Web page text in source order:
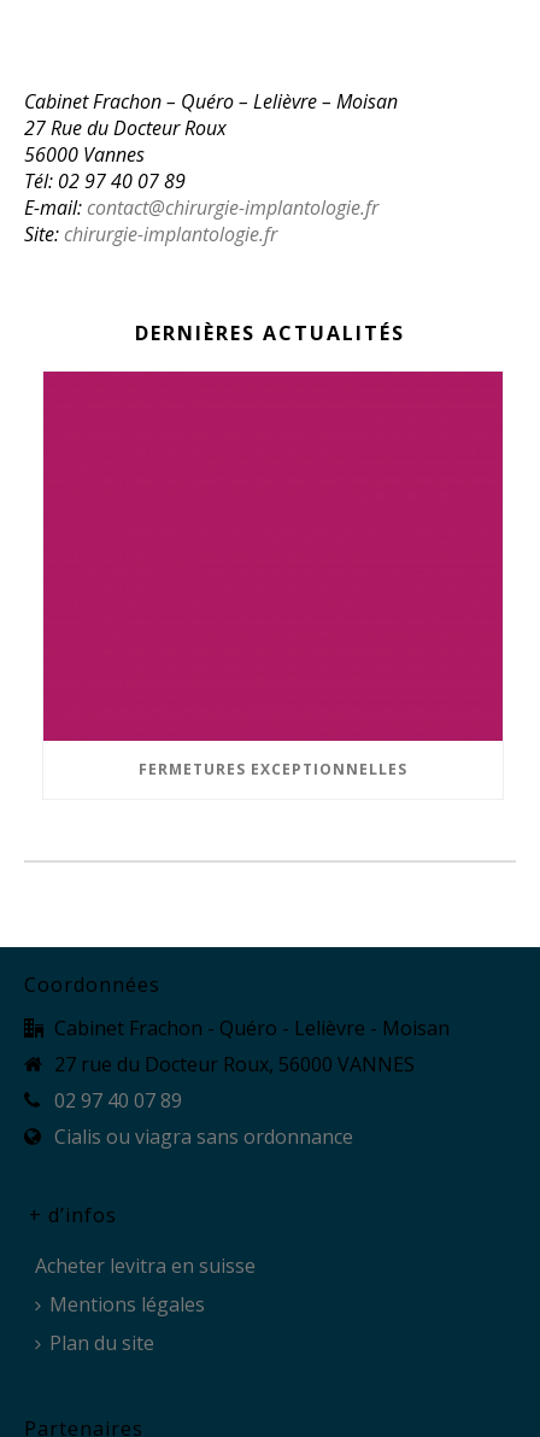
Cabinet Frachon – Quéro – Lelièvre – Moisan
27 Rue du Docteur Roux
56000 Vannes
Tél: 02 97 40 07 89
E-mail:contact@chirurgie-implantologie.fr
Site:chirurgie-implantologie.fr
DERNIÈRES ACTUALITÉS
FERMETURES EXCEPTIONNELLES
Coordonnées
Cabinet Frachon - Quéro - Lelièvre - Moisan
27 rue du Docteur Roux, 56000 VANNES
02 97 40 07 89
Cialis ou viagra sans ordonnance
+ d’infos
Acheter levitra en suisse
Mentions légales
Plan du site
Partenaires